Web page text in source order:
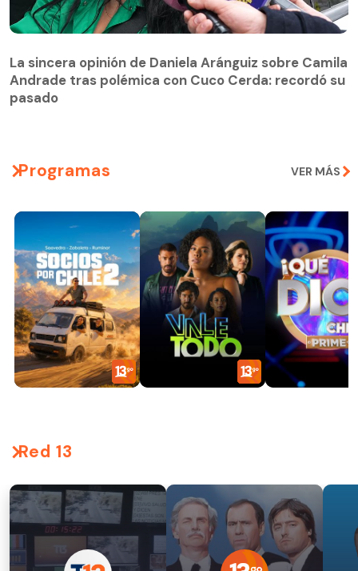
Andrade tras polémica con Cuco Cerda: recordó su
pasado
La sincera opinión de Daniela Aránguiz sobre Camila
Andrade tras polémica con Cuco Cerda: recordó su
pasado
Programas VER MÁS
Red 13